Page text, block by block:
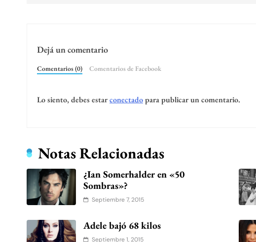
Dejá un comentario
Comentarios (0) Comentarios de Facebook
Lo siento, debes estarconectadopara publicar un comentario.
Notas Relacionadas
¿Ian Somerhalder en «50
Sombras»?
Septiembre 7, 2015
Adele bajó 68 kilos
Septiembre 1, 2015